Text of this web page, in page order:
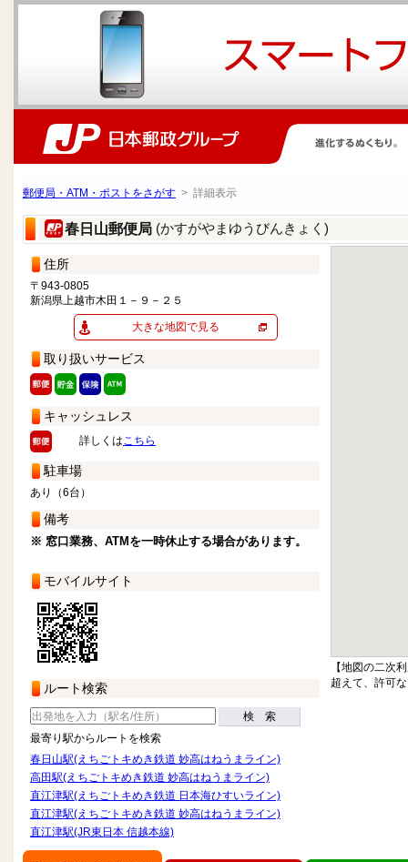
郵便局・ATM・ポストをさがす > 詳細表示
春日山郵便局 (かすがやまゆうびんきょく)
住所
〒943-0805
新潟県上越市木田１－９－２５
大きな地図で見る
取り扱いサービス
キャッシュレス
詳しくはこちら
駐車場
あり（6台）
備考
※ 窓口業務、ATMを一時休止する場合があります。
モバイルサイト
ルート検索
検 索
最寄り駅からルートを検索
春日山駅(えちごトキめき鉄道 妙高はねうまライン)
高田駅(えちごトキめき鉄道 妙高はねうまライン)
直江津駅(えちごトキめき鉄道 日本海ひすいライン)
直江津駅(えちごトキめき鉄道 妙高はねうまライン)
直江津駅(JR東日本 信越本線)
【地図の二次
超えて、許可